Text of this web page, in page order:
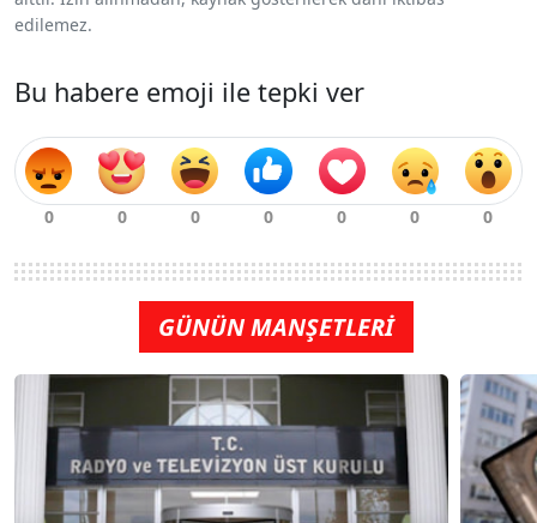
edilemez.
Bu habere emoji ile tepki ver
GÜNÜN MANŞETLERİ